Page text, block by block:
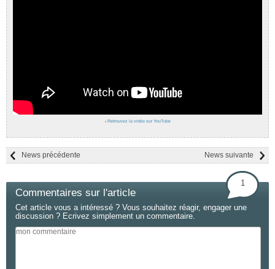
› Retrouvez la vidéo sur YouTube
News suivante
News précédente
Commentaires sur l'article
1
Cet article vous a intéressé ? Vous souhaitez réagir, engager une
discussion ? Ecrivez simplement un commentaire.